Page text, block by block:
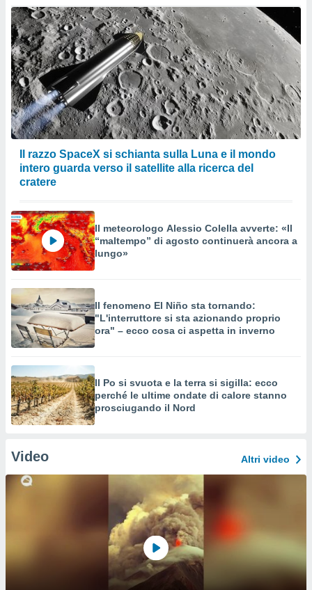
Il razzo SpaceX si schianta sulla Luna e il mondo
intero guarda verso il satellite alla ricerca del
cratere
Il meteorologo Alessio Colella avverte: «Il
“maltempo” di agosto continuerà ancora a
lungo»
Il fenomeno El Niño sta tornando:
"L'interruttore si sta azionando proprio
ora" – ecco cosa ci aspetta in inverno
Il Po si svuota e la terra si sigilla: ecco
perché le ultime ondate di calore stanno
prosciugando il Nord
Video Altri video